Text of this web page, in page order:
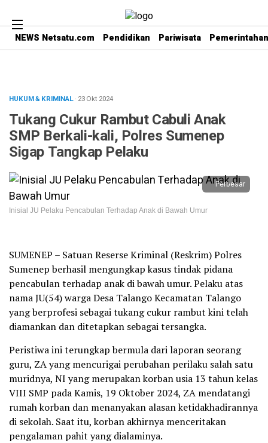
NEWS Netsatu.com Pendidikan Pariwisata Pemerintahan
HUKUM & KRIMINAL· 23 Okt 2024
Tukang Cukur Rambut Cabuli Anak
SMP Berkali-kali, Polres Sumenep
Sigap Tangkap Pelaku
Perbesar
Inisial JU Pelaku Pencabulan Terhadap Anak di Bawah Umur
SUMENEP – Satuan Reserse Kriminal (Reskrim) Polres
Sumenep berhasil mengungkap kasus tindak pidana
pencabulan terhadap anak di bawah umur. Pelaku atas
nama JU(54) warga Desa Talango Kecamatan Talango
yang berprofesi sebagai tukang cukur rambut kini telah
diamankan dan ditetapkan sebagai tersangka.
Peristiwa ini terungkap bermula dari laporan seorang
guru, ZA yang mencurigai perubahan perilaku salah satu
muridnya, NI yang merupakan korban usia 13 tahun kelas
VIII SMP pada Kamis, 19 Oktober 2024, ZA mendatangi
rumah korban dan menanyakan alasan ketidakhadirannya
di sekolah. Saat itu, korban akhirnya menceritakan
pengalaman pahit yang dialaminya.